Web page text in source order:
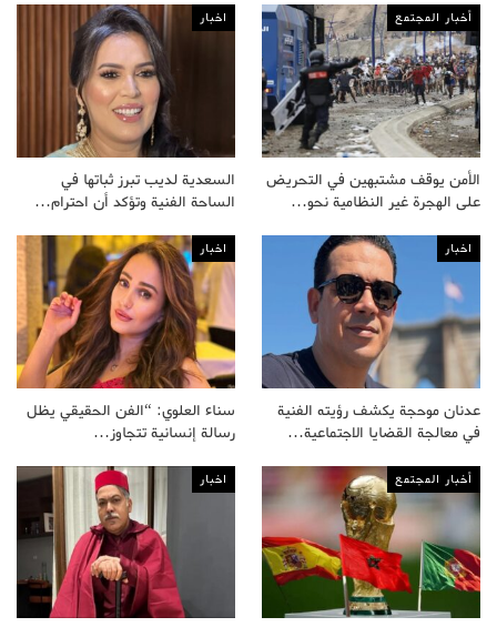
أخبار المجتمع
الأمن يوقف مشتبهين في التحريض
على الهجرة غير النظامية نحو…
اخبار
السعدية لديب تبرز ثباتها في
الساحة الفنية وتؤكد أن احترام…
اخبار
عدنان موحجة يكشف رؤيته الفنية
في معالجة القضايا الاجتماعية…
اخبار
سناء العلوي: “الفن الحقيقي يظل
رسالة إنسانية تتجاوز…
أخبار المجتمع اخبار